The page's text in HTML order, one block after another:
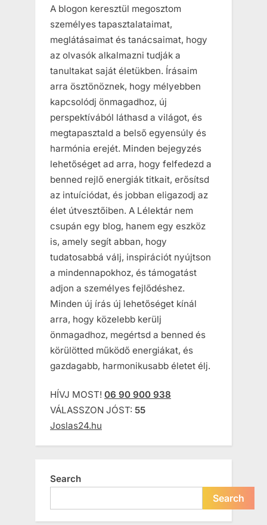
A blogon keresztül megosztom
személyes tapasztalataimat,
meglátásaimat és tanácsaimat, hogy
az olvasók alkalmazni tudják a
tanultakat saját életükben. Írásaim
arra ösztönöznek, hogy mélyebben
kapcsolódj önmagadhoz, új
perspektívából láthasd a világot, és
megtapasztald a belső egyensúly és
harmónia erejét. Minden bejegyzés
lehetőséget ad arra, hogy felfedezd a
benned rejlő energiák titkait, erősítsd
az intuíciódat, és jobban eligazodj az
élet útvesztőiben. A Lélektár nem
csupán egy blog, hanem egy eszköz
is, amely segít abban, hogy
tudatosabbá válj, inspirációt nyújtson
a mindennapokhoz, és támogatást
adjon a személyes fejlődéshez.
Minden új írás új lehetőséget kínál
arra, hogy közelebb kerülj
önmagadhoz, megértsd a benned és
körülötted működő energiákat, és
gazdagabb, harmonikusabb életet élj.
HÍVJ MOST! 06 90 900 938
VÁLASSZON JÓST: 55
Joslas24.hu
Search
Search